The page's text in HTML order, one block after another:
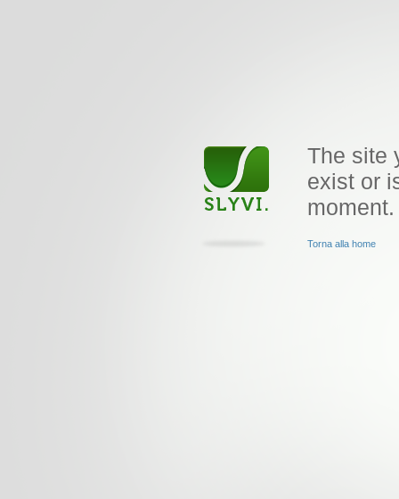
The site
exist or
moment.
Torna alla home